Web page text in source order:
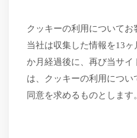
クッキーの利用についてお
当社は収集した情報を13ヶ
か月経過後に、再び当サイ
は、クッキーの利用につ
同意を求めるものとします。